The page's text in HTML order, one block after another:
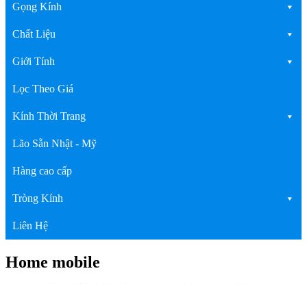
Gọng Kính
Chất Liệu
Giới Tính
Lọc Theo Giá
Kính Thời Trang
Lão Sẵn Nhật - Mỹ
Hàng cao cấp
Tròng Kính
Liên Hệ
Home mobile